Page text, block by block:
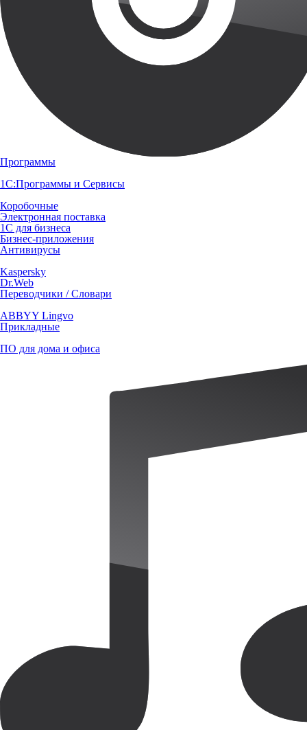
Программы
1С:Программы и Сервисы
Коробочные
Электронная поставка
1С для бизнеса
Бизнес-приложения
Антивирусы
Kaspersky
Dr.Web
Переводчики / Словари
ABBYY Lingvo
Прикладные
ПО для дома и офиса